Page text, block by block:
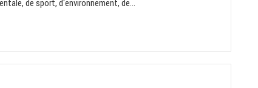
de sport, d'environnement, de...